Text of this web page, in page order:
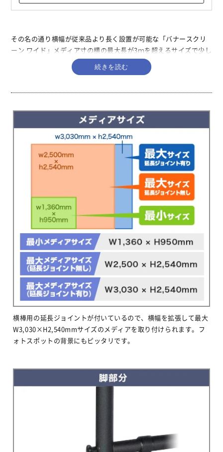
その名の通り横幅が従来品より長く設置が可能な「バナースクリ
ーン ワイド」メディア寸の横の最大長が3ｍを超えるサイズで少し
離れた位置からのオンラインセミナーや百貨店の催事スペースで
開催されるイベントの背面幕としてお薦め出来るバックパネルで
横棒用の延長ジョイントが付いているので、横幅を拡張して最大
W3,030×H2,540mmサイズのメディアを取り付けられます。フ
ォトスポットの背景にもピッタリです。